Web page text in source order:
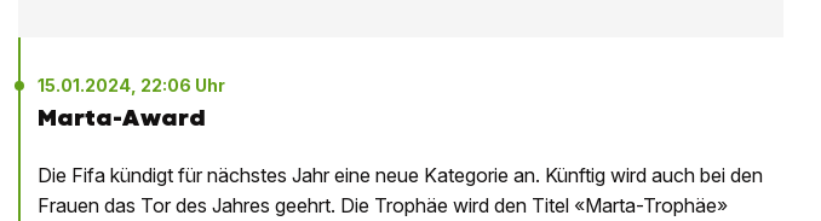
15.01.2024, 22:06 Uhr
Marta-Award
Die Fifa kündigt für nächstes Jahr eine neue Kategorie an. Künftig wird auch bei den
Frauen das Tor des Jahres geehrt. Die Trophäe wird den Titel «Marta-Trophäe»